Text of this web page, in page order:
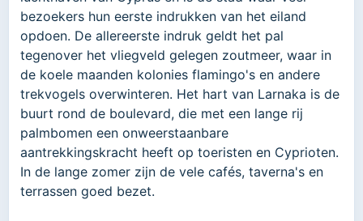
bezoekers hun eerste indrukken van het eiland
opdoen. De allereerste indruk geldt het pal
tegenover het vliegveld gelegen zoutmeer, waar in
de koele maanden kolonies flamingo's en andere
trekvogels overwinteren. Het hart van Larnaka is de
buurt rond de boulevard, die met een lange rij
palmbomen een onweerstaanbare
aantrekkingskracht heeft op toeristen en Cyprioten.
In de lange zomer zijn de vele cafés, taverna's en
terrassen goed bezet.